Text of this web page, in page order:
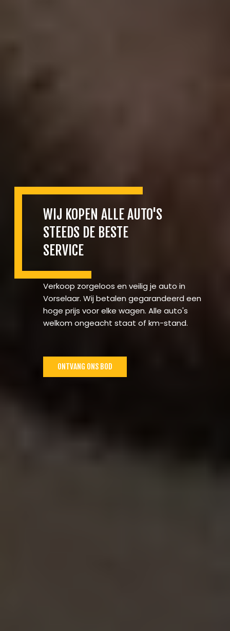
WIJ KOPEN ALLE AUTO'S
STEEDS DE BESTE
SERVICE
Verkoop zorgeloos en veilig je auto in
Vorselaar. Wij betalen gegarandeerd een
hoge prijs voor elke wagen. Alle auto's
welkom ongeacht staat of km-stand.
ONTVANG ONS BOD